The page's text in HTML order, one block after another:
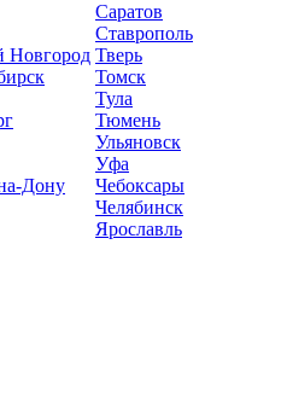
Дону
Саратов
Ставрополь
Тверь
Томск
Тула
Тюмень
Ульяновск
Уфа
Чебоксары
Челябинск
Ярославль